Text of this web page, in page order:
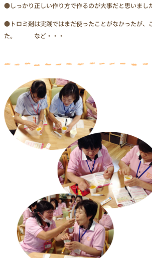
●しっかり正しい作り方で作るのが大事だと思いまし
●トロミ剤は実践ではまだ使ったことがなかったが、
た。 など・・・